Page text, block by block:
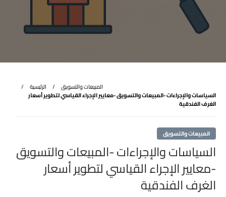
الرئيسية
المبيعات والتسويق
السياسات والإجراءات -المبيعات والتسويق -معايير الإجراء القياسي لتطوير أسعار
الغرف الفندقية
المبيعات والتسويق
السياسات والإجراءات -المبيعات والتسويق
-معايير الإجراء القياسي لتطوير أسعار
الغرف الفندقية